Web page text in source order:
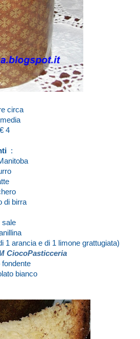
circa
media
€ 4
:
di birra
sale
1 arancia e di 1 limone grattugiata)
CiocoPasticceria
fondente
bianco